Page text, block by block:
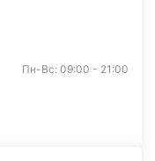
Пн-Вс: 09:00 - 21:00